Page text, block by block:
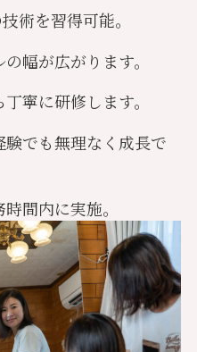
術を習得可能。
幅が広がります。
寧に研修します。
でも無理なく成長で
間内に実施。